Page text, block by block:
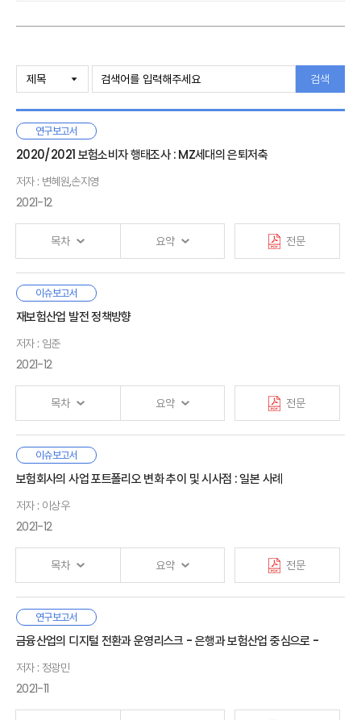
계약서류 제공의무를, 제3절은 주로 금융상품판매대리·중개업자에 특유한
보험업법에도 유사한 규정이 있었으나 의무 주체, 적용대상, 금지행위 유형,
판단기준등에 관하여 변경·확대·강화되는 부분들이 있으므로 수범자는
법규 준수를 위해 두 법률의 내용을 비교하여 숙지할 필요가 있다. 예컨대,
보험업법은 변액보험에만 적합성원칙을 적용했으나, 금융소비자보호법은
‘보험료의 일부를 금융투자상품의 취득·처분 또는 그 밖의 방법으로 운용할
수 있도록 하는 보험’과 보험회사가 취급하는 모든 대출에 대해서도 이를
법률 시행 초기에 특히 금융소비자보호법의 적용범위나 두 법률 간의
적용관계 등과 관련하여 명확성이나 규제 타당성 측면에서 논의가 필요한
부분들이 발견될 수 있는 바, 영업행위 규제의 개선·발전을 위해 금융당국은
물론 보험업계와 학계등 다양한 이해관계자들의 적극적 논의가 요구된다.
2. 대상 상품
3. 의무의 주체
1. 보험업법의 모집 관련 준수사항과 금융소비자보호법의 영업행위
준수사항
3. 6대 영업행위 규제 및 계약서류 제공의무
4. 금융상품판매업자등의 업종별 영업행위 준수사항
Ⅳ. 맺음말
· 참고문헌
검색
연구보고서
2020/2021 보험소비자 행태조사 : MZ세대의 은퇴저축
저자 : 변혜원,손지영
2021-12
목차 요약 전문
밀레니얼 세대, Z세대에 해당하는 20·30대는 부모 세대에 비해
기대수명이 길어 은퇴 후 삶을 위해 더 많은 자산을 축적해야 할
금리, 고용안정성 측면에서 불리한 자산축적 환경을 직면하고
있고, 이러한 상황은 앞으로도 극적으로 호전되기 어려울 것으로
전망된다. 따라서 젊은 세대에게 있어서 은퇴준비는 부모 세대보다
더 중요한 문제일 수 있다.
특성, 은퇴 시점까지의 시간적·심리적 거리는 이들의 은퇴준비를
어렵게 하는데, 보험소비자 행태조사에 의하면 20·30대 중
상당수는 은퇴 후 삶에 대해 진지하게 생각해 본 적이 없는 것으로
나타났다.
한편 밀레니얼 세대를 대상으로 한 조사·통계자료들은 젊은 세대가
직접투자를 선호하고 위험수용도도 높으며 적극적인 투자성향을
보인다고 보고하는데, 20·30대 중에는 장기적인 은퇴계획하에서
단기간 내에 효과적으로 자산을 축적하고자 하는 집단, 장기적인
목표없이 시장의 쏠림에 민감하게 반응하는 집단, 자산축적에
여력이나 관심이 없는 집단이 혼재하는 것으로 추정된다. 그러나
모든 집단에게 있어서 은퇴 후 안정된 현금흐름을 확보하기 위해
것이다.
Ⅰ. 서론
1. 보험소비자 행태조사
2. MZ세대의 은퇴준비
Ⅱ. 은퇴저축 관련 선행연구
1. 은퇴저축 수준
2. 은퇴저축의 장애요인
3. 행태과학을 이용한 은퇴저축 넛지
Ⅲ. 20·30대의 은퇴준비
2. 20·30대의 금융행태
3. 은퇴에 대한 생각
Ⅳ. 소비자실험
2. 실험 결과: 실험집단별 평균
3. 강건성 검증
Ⅴ. 결론
· 참고문헌
이슈보고서
재보험산업 발전 정책방향
저자 : 임준
2021-12
목차 요약 전문
본 보고서에서는 산업정책 관련 이론적 논의와 해외 재보험 사례를
토대로 국내 재보험산업 발전 전략을 제안하였다. 국내
대안으로 3가지를 생각해볼 수 있는데, 첫 번째는 재보험 허브를
만들어 외부 규모의 경제 측면에서 경쟁우위를 확보하는 것이다.
두 번째는 국가챔피언 전략으로 국내 시장에서 독점적 구조를
만들어주어 규모를 키운 후, 글로벌 시장으로 진출하는 것이다.
세번째는 글로벌 틈새시장 진출을 위해 집중화와 세계화를
추진하는 히든챔피언을 육성하는 것이다.
3가지 대안 가운데 세 번째 히든챔피언 전략을 우리나라
재보험산업 발전 전략으로 제안 하고자 한다. 첫 번째 재보험
허브정책은 싱가포르와 같이 소규모 개방형 국가에 적절할 수
있고, 두 번째 국가챔피언 전략은 미국이나 중국처럼 내수시장
규모가 큰 국가가 상대적으로 더 유리할 수 있다.
Ⅰ. 서론
Ⅱ. 국내 현황
1. 시장 현황
2. 정책 현황
Ⅲ. 관련 이론
1. 클러스터
2. 전략적 무역정책
3. 국가챔피언
5. 히든챔피언
이슈보고서
보험회사의 사업 포트폴리오 변화 추이 및 시사점 : 일본 사례
저자 : 이상우
2021-12
목차 요약 전문
우리나라 보험산업의 저성장 및 수익성 한계의 대안을 모색하기
위하여 일본 보험회사 사업 포트폴리오 변화 사례와 추이를
일본 보험회사가 사업 재편을 추진한 배경은 경제와 생산인구
Ⅰ. 서론
1. 연구배경
2. 연구 범위
Ⅱ. 일본 보험회사 사업재편 배경
연구보고서
금융산업의 디지털 전환과 운영리스크 - 은행과 보험산업 중심으로 -
저자 : 정광민
2021-11